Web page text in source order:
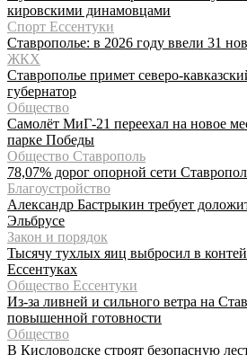
кировскими динамовцами
Спорт Ессентуки
Ставрополье: в 2026 году ввели 31
ЖКХ
Ставрополье примет северо-
губернатор
Общество
Самолёт МиГ-21 переехал на новое
парке Победы
Общество Ставрополь
78,07% дорог опорной сети
Благоустройство
Александр Бастрыкин требует
Эльбрусе
Закон и порядок
Тысячу тухлых яиц выбросил в
Ессентуках
Общество Ессентуки
Из-за ливней и сильного ветра на
повышенной готовности
Общество
В Кисловодске строят безопасную